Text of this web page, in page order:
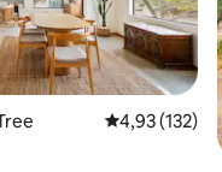
estrelas, 134avaliações
Classificação
4,93 (132)